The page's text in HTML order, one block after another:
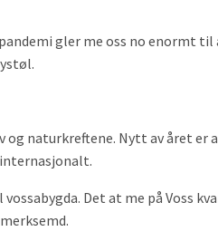
gler me oss no enormt
naturkreftene. Nytt av året
Det at me på Voss